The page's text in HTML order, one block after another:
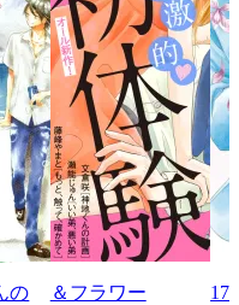
の
＆フラワー
17